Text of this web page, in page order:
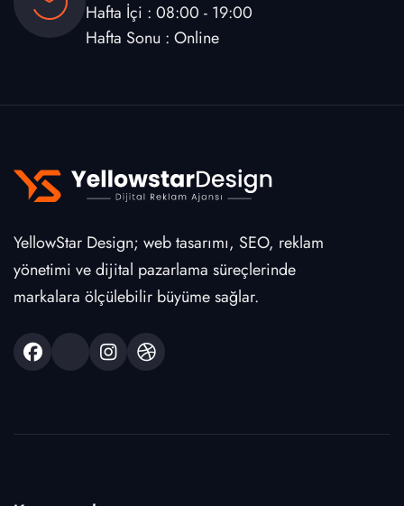
Hafta İçi : 08:00 - 19:00
Hafta Sonu : Online
YellowStar Design; web tasarımı, SEO, reklam
yönetimi ve dijital pazarlama süreçlerinde
markalara ölçülebilir büyüme sağlar.